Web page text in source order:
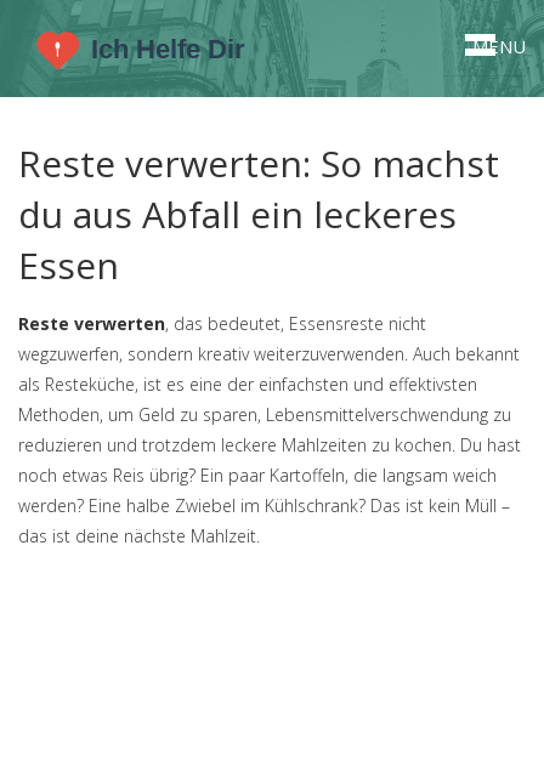
MENU
Reste verwerten: So machst
du aus Abfall ein leckeres
Essen
Reste verwerten, das bedeutet, Essensreste nicht
wegzuwerfen, sondern kreativ weiterzuverwenden. Auch bekannt
als Resteküche, ist es eine der einfachsten und effektivsten
Methoden, um Geld zu sparen, Lebensmittelverschwendung zu
reduzieren und trotzdem leckere Mahlzeiten zu kochen. Du hast
noch etwas Reis übrig? Ein paar Kartoffeln, die langsam weich
werden? Eine halbe Zwiebel im Kühlschrank? Das ist kein Müll –
das ist deine nächste Mahlzeit.